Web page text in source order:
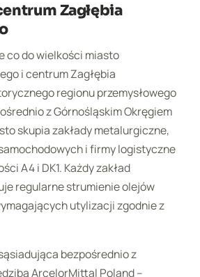
Zagłębia
co do wielkości miasto
i centrum Zagłębia
regionu przemysłowego
z Górnośląskim Okręgiem
skupia zakłady metalurgiczne,
i firmy logistyczne
A4 i DK1. Każdy zakład
regularne strumienie olejów
utylizacji zgodnie z
bezpośrednio z
ArcelorMittal Poland –